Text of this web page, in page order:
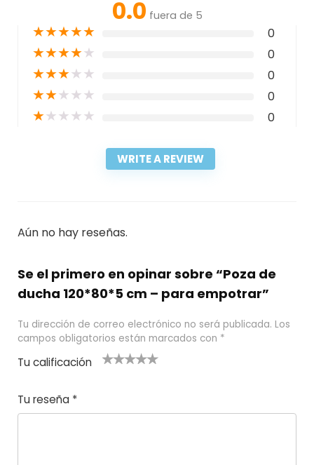
0.0 fuera de 5
★★★★★ 0
★★★★★ 0
★★★★★ 0
★★★★★ 0
★★★★★ 0
WRITE A REVIEW
Aún no hay reseñas.
Se el primero en opinar sobre “Poza de
ducha 120*80*5 cm – para empotrar”
Tu dirección de correo electrónico no será publicada. Los
campos obligatorios están marcados con *
Tu calificación
e
5
las
s
Tu reseña *